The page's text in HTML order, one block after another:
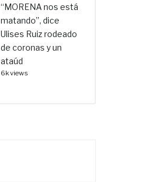
“MORENA nos está
matando”, dice
Ulises Ruiz rodeado
de coronas y un
ataúd
6k views